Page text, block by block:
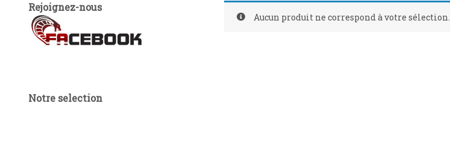
Rejoignez-nous
Notre selection
Aucun produit ne correspond à votre sélection.